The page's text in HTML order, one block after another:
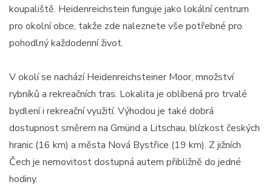
koupaliště. Heidenreichstein funguje jako lokální centrum
pro okolní obce, takže zde naleznete vše potřebné pro
pohodlný každodenní život.
V okolí se nachází Heidenreichsteiner Moor, množství
rybníků a rekreačních tras. Lokalita je oblíbená pro trvalé
bydlení i rekreační využití. Výhodou je také dobrá
dostupnost směrem na Gmünd a Litschau, blízkost českých
hranic (16 km) a města Nová Bystřice (19 km). Z jižních
Čech je nemovitost dostupná autem přibližně do jedné
hodiny.